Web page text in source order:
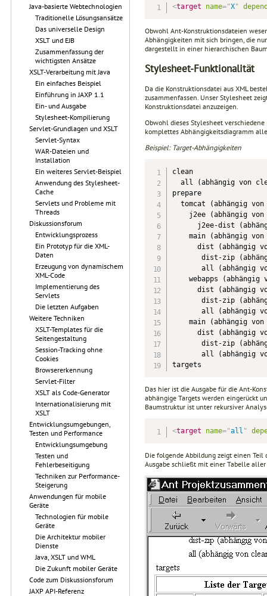
Java-basierte Webtechnologien
Traditionelle Lösungsansätze
Das universelle Design
XSLT und EJB
Zusammenfassung der
wichtigsten Ansätze
XSLT-Verarbeitung mit Java
Ein einfaches Beispiel
Einführung in JAXP 1.1
Ein- und Ausgabe
Stylesheet-Kompilierung
Servlet-Grundlagen und XSLT
Servlet-Syntax
WAR-Dateien und
Installation
Ein weiteres Servlet-Beispiel
Anwendung des Stylesheet-
Cache
Servlets und Probleme mit
Threads
Diskussionsforum
Entwicklungsprozess
Ein Prototyp für die XML-
Daten
Erzeugung von dynamischem
XML-Code
Implementierung des
Servlets
Die letzten Aufgaben
Weitere Techniken
XSLT-Templates für die
Seitengestaltung
Session-Tracking ohne
Cookies
Browsererkennung
Servlet-Filter
XSLT als Code-Generator
Internationalisierung mit
XSLT
Entwicklungsumgebungen,
Testen und Performance
Entwicklungsumgebung
Testen und
Fehlerbeseitigung
Techniken zur Performance-
Steigerung
Anwendungen für mobile
Geräte
Technologien für mobile
Geräte
Die Architektur mobiler
Dienste
Java, XSLT und WML
Die Zukunft mobiler Geräte
Code zum Diskussionsforum
JAXP API-Referenz
<target name="X"
Obwohl Ant-Konstruktionsdateien
Abhängigkeiten mit sich bringen, die
dargestellt in einer hierarchischen
Stylesheet-Funktionalität
Da die Konstruktionsdatei aus XML
zusammenfassen. Unser Stylesheet
Konstruktionsdatei anzuzeigen.
Obwohl dieses Stylesheet
komplettes Abhängigkeitsdiagramm
Beispiel: Target-Abhängigkeiten
clean
all (abhängig von
prepare
tomcat (abhängig von
j2ee (abhängig von
j2ee-dist
main (abhängig von
dist (abhängig
dist-zip
all (abhängig
webapps (abhängig
dist (abhängig
dist-zip
all (abhängig
main (abhängig von
dist (abhängig
dist-zip
all (abhängig
targets
Das hier ist die Ausgabe für die Ant-
abhängige Targets werden eingerückt
Baumstruktur ist unter rekursiver
<target name="all "
Die folgende Abbildung zeigt einen Teil
Ausgabe schließt mit einer Tabelle